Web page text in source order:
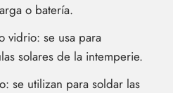
o batería.
vidrio: se usa para
solares de la intemperie.
se utilizan para soldar las